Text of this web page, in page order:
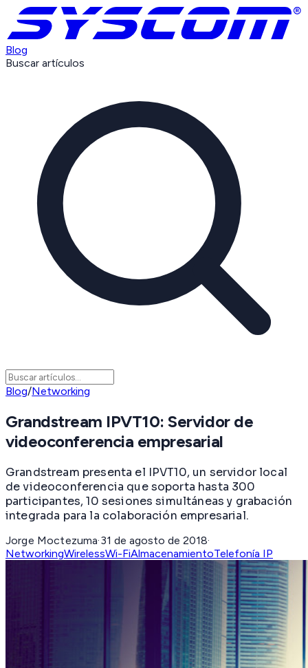
Blog
Buscar artículos
Blog/Networking
Grandstream IPVT10: Servidor de
videoconferencia empresarial
Grandstream presenta el IPVT10, un servidor local
de videoconferencia que soporta hasta 300
participantes, 10 sesiones simultáneas y grabación
integrada para la colaboración empresarial.
Jorge Moctezuma·31 de agosto de 2018·
NetworkingWirelessWi-FiAlmacenamientoTelefonía IP